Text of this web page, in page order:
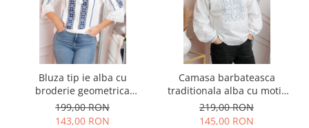
Bluza tip ie alba cu
broderie geometrica
albastra Irene
199,00 RON
143,00 RON
Camasa barbateasca
traditionala alba cu motiv
geometric argintiu Silviu 01
219,00 RON
145,00 RON